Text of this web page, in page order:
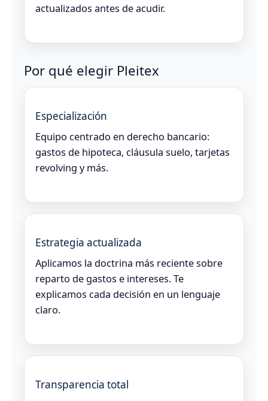
actualizados antes de acudir.
Por qué elegir Pleitex
Especialización
Equipo centrado en derecho bancario:
gastos de hipoteca, cláusula suelo, tarjetas
revolving y más.
Estrategia actualizada
Aplicamos la doctrina más reciente sobre
reparto de gastos e intereses. Te
explicamos cada decisión en un lenguaje
claro.
Transparencia total